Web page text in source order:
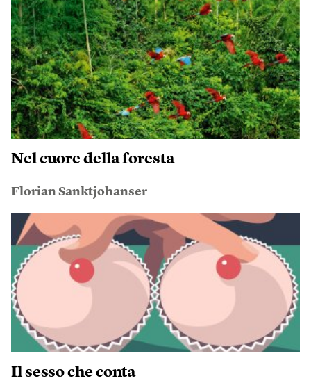
Nel cuore della foresta
Florian Sanktjohanser
Il sesso che conta